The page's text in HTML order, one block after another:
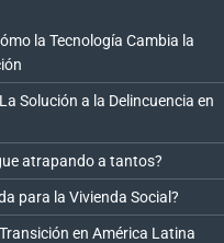
la Tecnología Cambia la
Solución a la Delincuencia en
atrapando a tantos?
para la Vivienda Social?
en América Latina